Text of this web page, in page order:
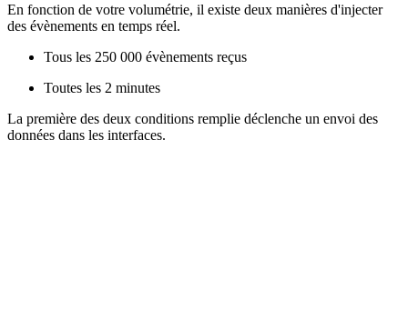
En fonction de votre volumétrie, il existe deux manières d'injecter
des évènements en temps réel.
Tous les 250 000 évènements reçus
Toutes les 2 minutes
La première des deux conditions remplie déclenche un envoi des
données dans les interfaces.